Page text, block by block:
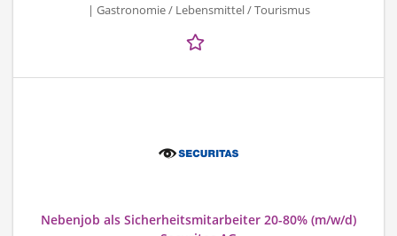
| Gastronomie / Lebensmittel / Tourismus
Nebenjob als Sicherheitsmitarbeiter 20-80% (m/w/d)